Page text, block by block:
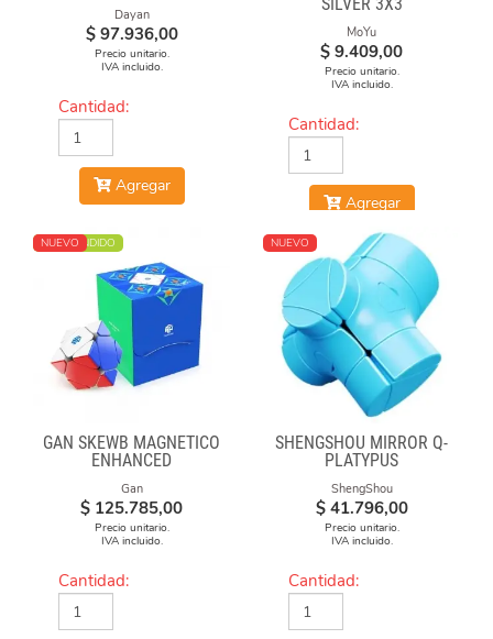
Dayan
$ 97.936,00
Precio unitario.
IVA incluido.
Cantidad:
Agregar
MoYu
$ 9.409,00
Precio unitario.
IVA incluido.
Cantidad:
Agregar
MÁS VENDIDO
NUEVO
GAN SKEWB MAGNETICO
ENHANCED
Gan
$ 125.785,00
Precio unitario.
IVA incluido.
Cantidad:
NUEVO
SHENGSHOU MIRROR Q-
PLATYPUS
ShengShou
$ 41.796,00
Precio unitario.
IVA incluido.
Cantidad: